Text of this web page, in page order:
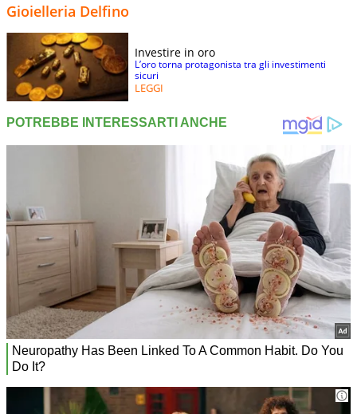
Gioielleria Delfino
Investire in oro
L’oro torna protagonista tra gli investimenti
sicuri
LEGGI